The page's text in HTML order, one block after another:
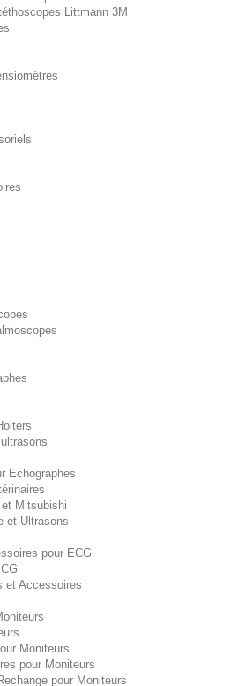
Littmann 3M
Echographes
Mitsubishi
et Ultrasons
pour ECG
et Accessoires
Moniteurs
pour Moniteurs
pour Moniteurs